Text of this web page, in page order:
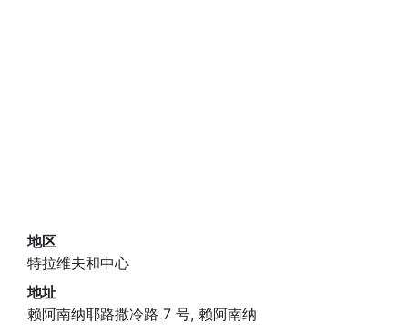
地区
特拉维夫和中心
地址
赖阿南纳耶路撒冷路 7 号, 赖阿南纳